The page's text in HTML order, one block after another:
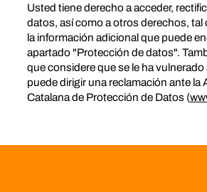
Usted tiene derecho a acceder,
datos, así como a otros derechos, tal
la información adicional que puede
apartado "Protección de datos".
que considere que se le ha
puede dirigir una reclamación ante la
Catalana de Protección de Datos (